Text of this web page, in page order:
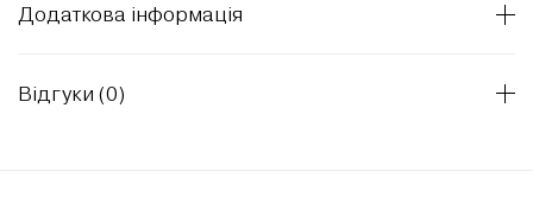
Додаткова інформація
Відгуки (0)